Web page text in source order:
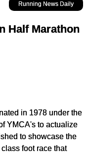
Running News Daily
Half Marathon
in 1978 under the
YMCA's to actualize
to showcase the
foot race that